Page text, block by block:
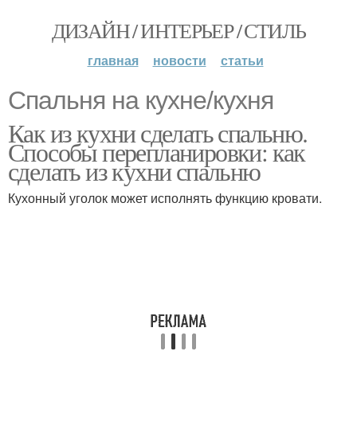
ДИЗАЙН / ИНТЕРЬЕР / СТИЛЬ
главная новости статьи
Спальня на кухне/кухня
Как из кухни сделать спальню.
Способы перепланировки: как
сделать из кухни спальню
Кухонный уголок может исполнять функцию кровати.